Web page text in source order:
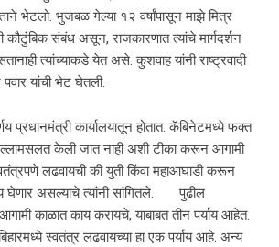
भेटलो. भुजबळ गेल्या १२ वर्षांपासून माझे मित्र
संबंध असून, राजकारणात त्यांचे मार्गदर्शन
त्यांच्याकडे येत असे. कुशवाह यांनी राष्ट्रवादी
यांची भेट घेतली.
कार्यालयातून होतात. कॅबिनेटमध्ये फक्त
सल्लामसलत केली जात नाही अशी टीका करून आगामी
लढवायची की युती किंवा महाआघाडी करून
घेणार असल्याचे त्यांनी सांगितले. पुढील
काळात काय करायचे, याबाबत तीन पर्याय आहेत.
स्वतंत्र लढवायच्या हा एक पर्याय आहे. अन्य